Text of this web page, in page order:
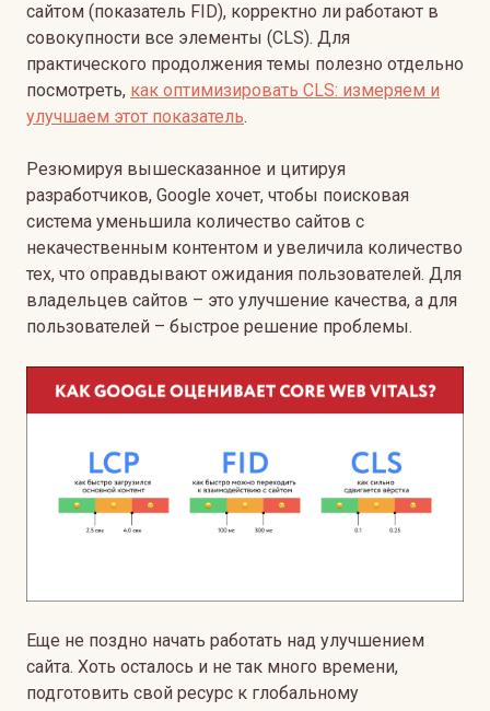
сайтом (показатель FID), корректно ли работают в
совокупности все элементы (CLS). Для
практического продолжения темы полезно отдельно
посмотреть, как оптимизировать CLS: измеряем и
улучшаем этот показатель.
Резюмируя вышесказанное и цитируя
разработчиков, Google хочет, чтобы поисковая
система уменьшила количество сайтов с
некачественным контентом и увеличила количество
тех, что оправдывают ожидания пользователей. Для
владельцев сайтов – это улучшение качества, а для
пользователей – быстрое решение проблемы.
Еще не поздно начать работать над улучшением
сайта. Хоть осталось и не так много времени,
подготовить свой ресурс к глобальному